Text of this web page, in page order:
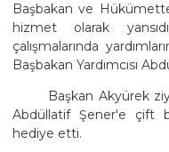
Başbakan ve
hizmet olarak
çalışmalarında
Başbakan Yardımcısı
Başkan Akyürek
Abdüllatif Şener'e çift
hediye etti.